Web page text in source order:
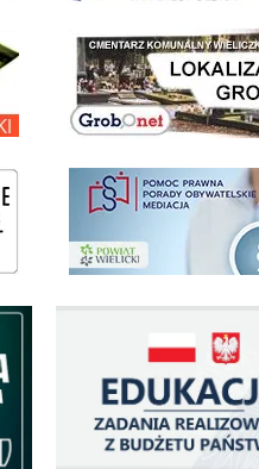
link do lokalizatora grobów na
pomoc prawna wieliczka